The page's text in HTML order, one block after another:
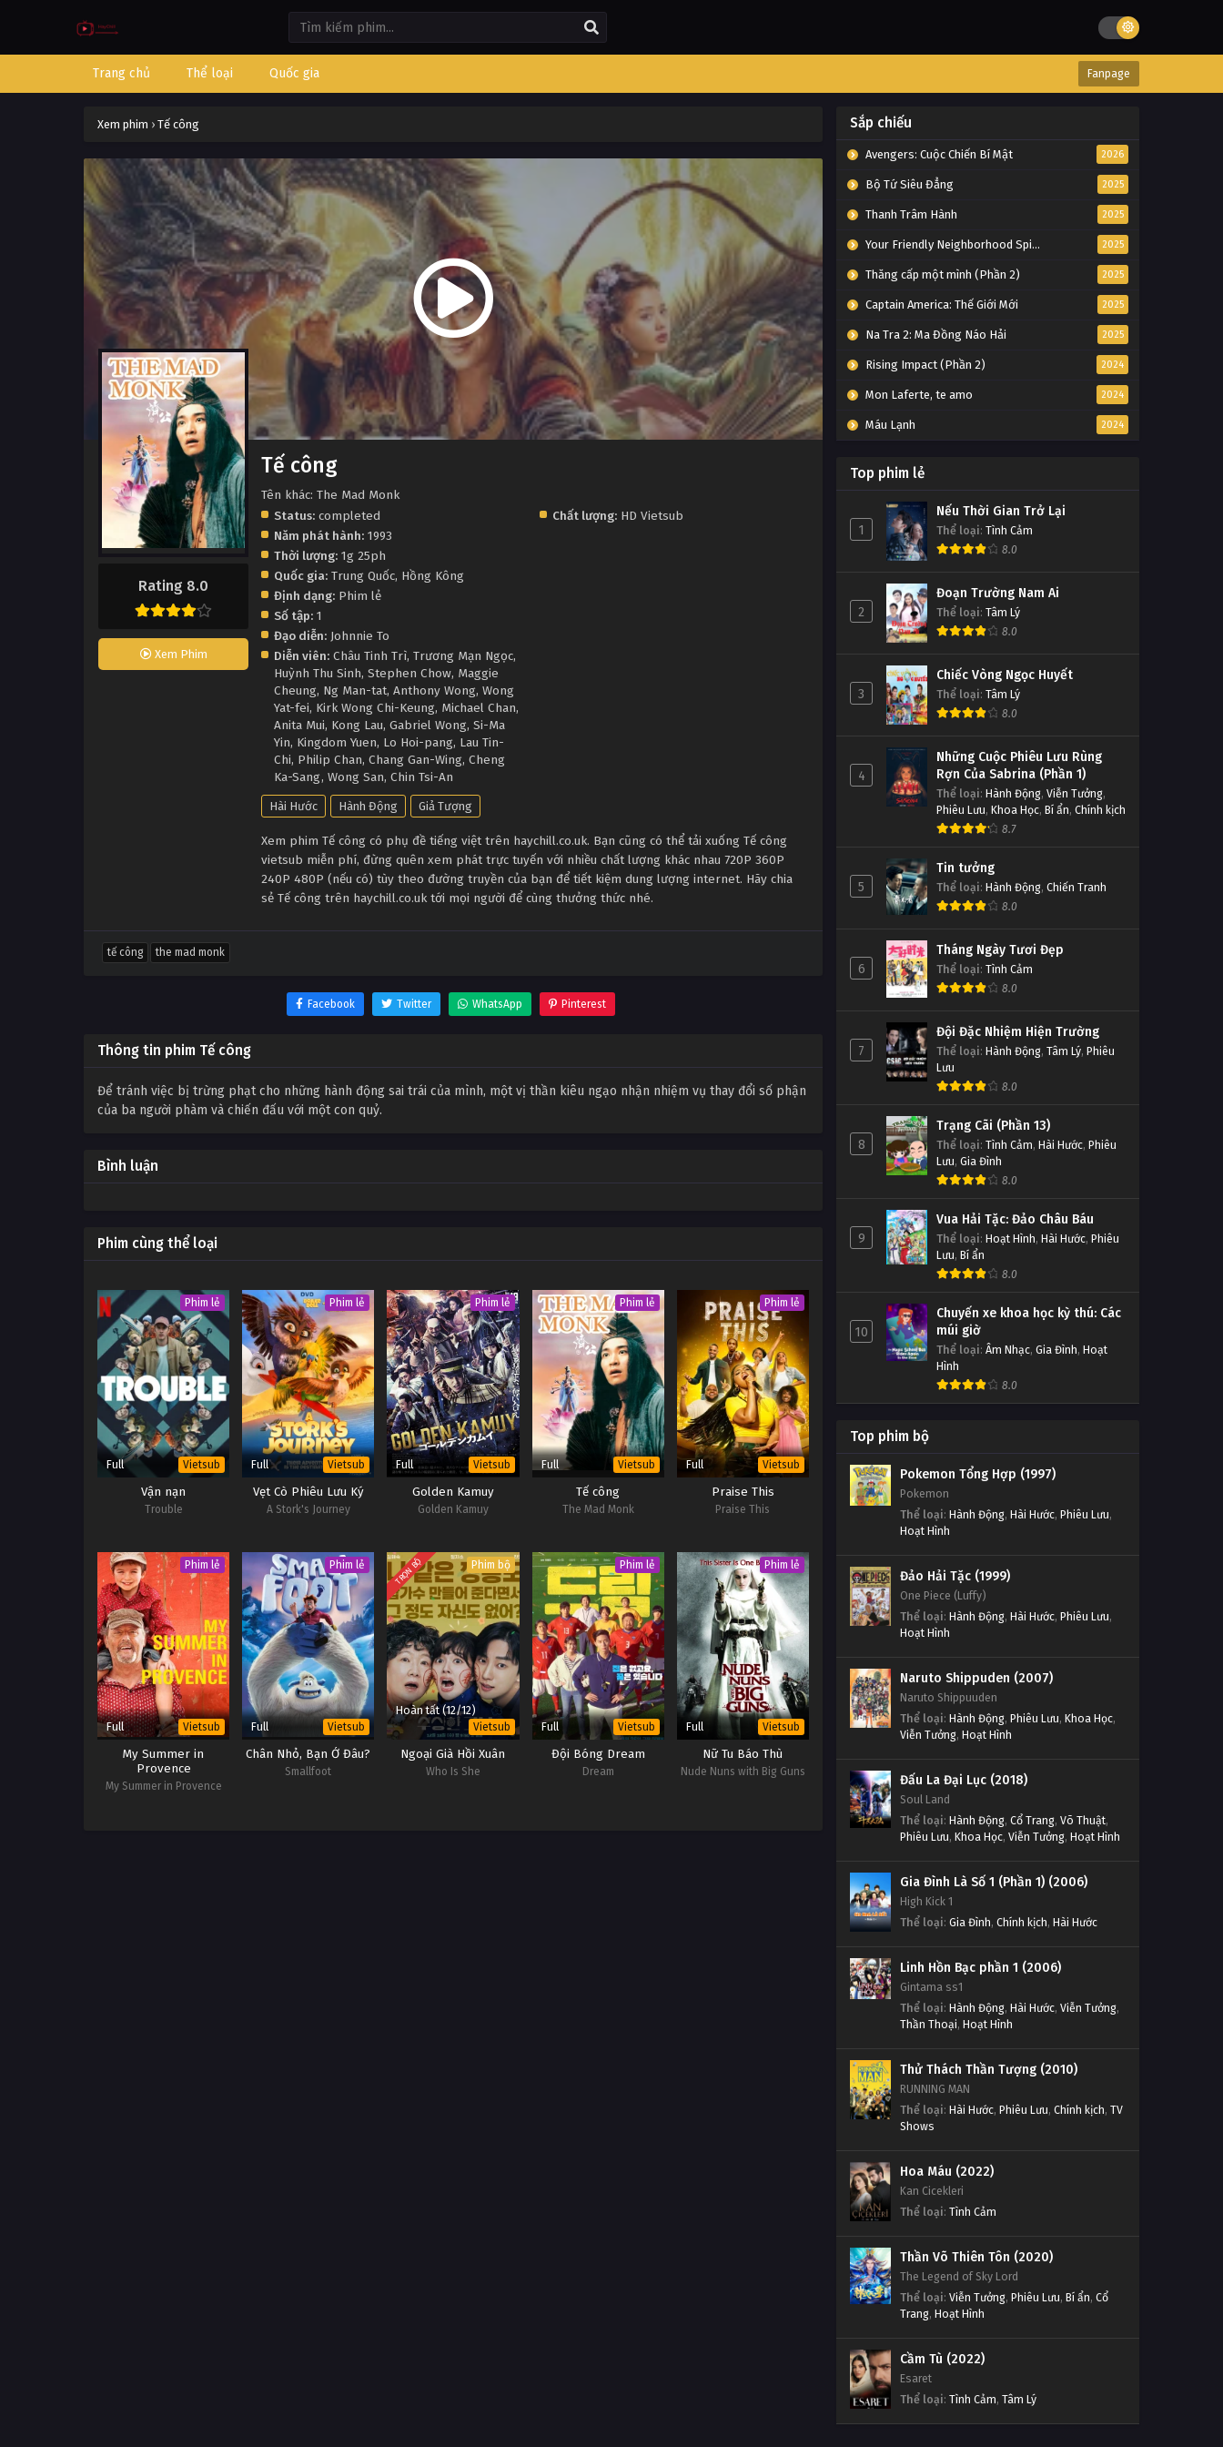
Trang chủ Thể loại Quốc gia Fanpage
Xem phim › Tế công
Rating 8.0
Xem Phim
Tế công
Tên khác: The Mad Monk
Status: completed
Năm phát hành: 1993
Thời lượng: 1g 25ph
Quốc gia: Trung Quốc, Hồng Kông
Định dạng: Phim lẻ
Số tập: 1
Đạo diễn: Johnnie To
Diễn viên: Châu Tinh Trì, Trương Mạn Ngọc,
Huỳnh Thu Sinh, Stephen Chow, Maggie
Cheung, Ng Man-tat, Anthony Wong, Wong
Yat-fei, Kirk Wong Chi-Keung, Michael Chan,
Anita Mui, Kong Lau, Gabriel Wong, Si-Ma
Yin, Kingdom Yuen, Lo Hoi-pang, Lau Tin-
Chi, Philip Chan, Chang Gan-Wing, Cheng
Ka-Sang, Wong San, Chin Tsi-An
Chất lượng: HD Vietsub
Hài Hước Hành Động Giả Tượng
Xem phim Tế công có phụ đề tiếng việt trên haychill.co.uk. Bạn cũng có thể tải xuống Tế công
vietsub miễn phí, đừng quên xem phát trực tuyến với nhiều chất lượng khác nhau 720P 360P
240P 480P (nếu có) tùy theo đường truyền của bạn để tiết kiệm dung lượng internet. Hãy chia
sẻ Tế công trên haychill.co.uk tới mọi người để cùng thưởng thức nhé.
tế công the mad monk
Facebook Twitter WhatsApp Pinterest
Thông tin phim Tế công
Để tránh việc bị trừng phạt cho những hành động sai trái của mình, một vị thần kiêu ngạo nhận nhiệm vụ thay đổi số phận
của ba người phàm và chiến đấu với một con quỷ.
Bình luận
Phim cùng thể loại
Phim lẻ
Full Vietsub
Vận nạn
Trouble
Phim lẻ
Full Vietsub
Vẹt Cò Phiêu Lưu Ký
A Stork's Journey
Phim lẻ
Full Vietsub
Golden Kamuy
Golden Kamuy
Phim lẻ
Full Vietsub
Tế công
The Mad Monk
Phim lẻ
Full Vietsub
Praise This
Praise This
Phim lẻ
Full Vietsub
My Summer in
Provence
My Summer in Provence
Phim lẻ
Full Vietsub
Chân Nhỏ, Bạn Ở Đâu?
Smallfoot
TRỌN BỘ Phim bộ
Hoàn tất (12/12)
Vietsub
Ngoại Già Hồi Xuân
Who Is She
Phim lẻ
Full Vietsub
Đội Bóng Dream
Dream
Phim lẻ
Full Vietsub
Nữ Tu Báo Thù
Nude Nuns with Big Guns
Sắp chiếu
Avengers: Cuộc Chiến Bí Mật 2026
Bộ Tứ Siêu Đẳng 2025
Thanh Trâm Hành 2025
Your Friendly Neighborhood Spider-Man 2025
Thăng cấp một mình (Phần 2) 2025
Captain America: Thế Giới Mới 2025
Na Tra 2: Ma Đồng Náo Hải 2025
Rising Impact (Phần 2) 2024
Mon Laferte, te amo 2024
Máu Lạnh 2024
Top phim lẻ
1
Nếu Thời Gian Trở Lại
Thể loại: Tình Cảm
8.0
2
Đoạn Trường Nam Ai
Thể loại: Tâm Lý
8.0
3
Chiếc Vòng Ngọc Huyết
Thể loại: Tâm Lý
8.0
4
Những Cuộc Phiêu Lưu Rùng
Rợn Của Sabrina (Phần 1)
Thể loại: Hành Động, Viễn Tưởng,
Phiêu Lưu, Khoa Học, Bí ẩn, Chính kịch
8.7
5
Tin tưởng
Thể loại: Hành Động, Chiến Tranh
8.0
6
Tháng Ngày Tươi Đẹp
Thể loại: Tình Cảm
8.0
7
Đội Đặc Nhiệm Hiện Trường
Thể loại: Hành Động, Tâm Lý, Phiêu
Lưu
8.0
8
Trạng Cãi (Phần 13)
Thể loại: Tình Cảm, Hài Hước, Phiêu
Lưu, Gia Đình
8.0
9
Vua Hải Tặc: Đảo Châu Báu
Thể loại: Hoạt Hình, Hài Hước, Phiêu
Lưu, Bí ẩn
8.0
10
Chuyến xe khoa học kỳ thú: Các
múi giờ
Thể loại: Âm Nhạc, Gia Đình, Hoạt
Hình
8.0
Top phim bộ
Pokemon Tổng Hợp (1997)
Pokemon
Thể loại: Hành Động, Hài Hước, Phiêu Lưu,
Hoạt Hình
Đảo Hải Tặc (1999)
One Piece (Luffy)
Thể loại: Hành Động, Hài Hước, Phiêu Lưu,
Hoạt Hình
Naruto Shippuden (2007)
Naruto Shippuuden
Thể loại: Hành Động, Phiêu Lưu, Khoa Học,
Viễn Tưởng, Hoạt Hình
Đấu La Đại Lục (2018)
Soul Land
Thể loại: Hành Động, Cổ Trang, Võ Thuật,
Phiêu Lưu, Khoa Học, Viễn Tưởng, Hoạt Hình
Gia Đình Là Số 1 (Phần 1) (2006)
High Kick 1
Thể loại: Gia Đình, Chính kịch, Hài Hước
Linh Hồn Bạc phần 1 (2006)
Gintama ss1
Thể loại: Hành Động, Hài Hước, Viễn Tưởng,
Thần Thoại, Hoạt Hình
Thử Thách Thần Tượng (2010)
RUNNING MAN
Thể loại: Hài Hước, Phiêu Lưu, Chính kịch, TV
Shows
Hoa Máu (2022)
Kan Cicekleri
Thể loại: Tình Cảm
Thần Võ Thiên Tôn (2020)
The Legend of Sky Lord
Thể loại: Viễn Tưởng, Phiêu Lưu, Bí ẩn, Cổ
Trang, Hoạt Hình
Cầm Tù (2022)
Esaret
Thể loại: Tình Cảm, Tâm Lý